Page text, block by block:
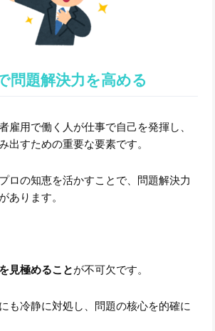
問題解決力を高める
雇用で働く人が仕事で自己を発揮し、
出すための重要な要素です。
ロの知恵を活かすことで、問題解決力
あります。
見極めることが不可欠です。
も冷静に対処し、問題の核心を的確に